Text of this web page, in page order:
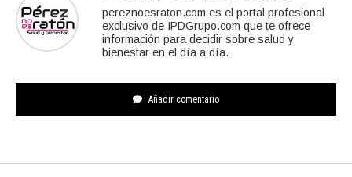
pereznoesraton.com es el portal profesional
exclusivo de IPDGrupo.com que te ofrece
información para decidir sobre salud y
bienestar en el día a día.
Añadir comentario